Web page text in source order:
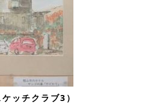
ッチクラブ3）